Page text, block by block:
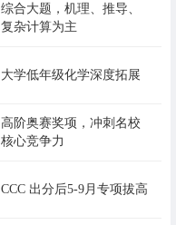
综合大题，机理、推导、
复杂计算为主
大学低年级化学深度拓展
高阶奥赛奖项，冲刺名校
核心竞争力
CCC 出分后5-9月专项拔高